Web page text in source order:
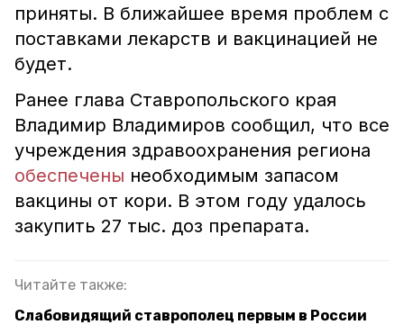
приняты. В ближайшее время проблем с
поставками лекарств и вакцинацией не
будет.
Ранее глава Ставропольского края
Владимир Владимиров сообщил, что все
учреждения здравоохранения региона
обеспечены необходимым запасом
вакцины от кори. В этом году удалось
закупить 27 тыс. доз препарата.
Читайте также:
Слабовидящий ставрополец первым в России